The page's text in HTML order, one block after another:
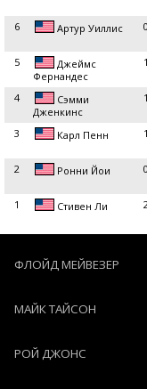
6 Артур Уиллис
5
Джеймс
Фернандес
4
Сэмми
Дженкинс
3 Карл Пенн
2 Ронни Йои
1 Стивен Ли
ФЛОЙД МЕЙВЕЗЕР
МАЙК ТАЙСОН
РОЙ ДЖОНС